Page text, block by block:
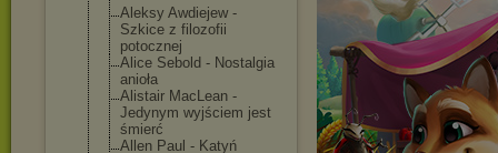
Aleksy Awdiejew -
Szkice z filozofii
potocznej
Alice Sebold - Nostalgia
anioła
Alistair MacLean -
Jedynym wyjściem jest
śmierć
Allen Paul - Katyń